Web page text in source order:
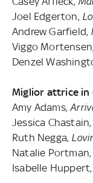
Joel Edgerton,
Andrew Garfield,
Viggo Mortensen,
Denzel
Miglior attrice in
Amy Adams,
Jessica Chastain,
Ruth Negga,
Natalie
Isabelle Huppert,